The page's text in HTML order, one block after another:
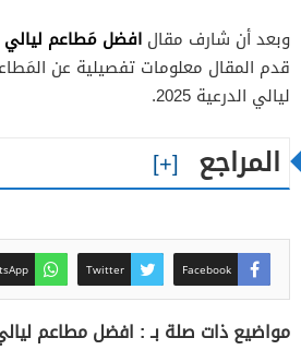
وبعد أن شارف مقال افضل مَطاعم ليالي
قدم المقال معلومات تفصيلية عن
ليالي الدرعية 2025.
المراجع
Facebook
Twitter
مواضيع ذات صلة بـ : افضل مطاعم ليالي